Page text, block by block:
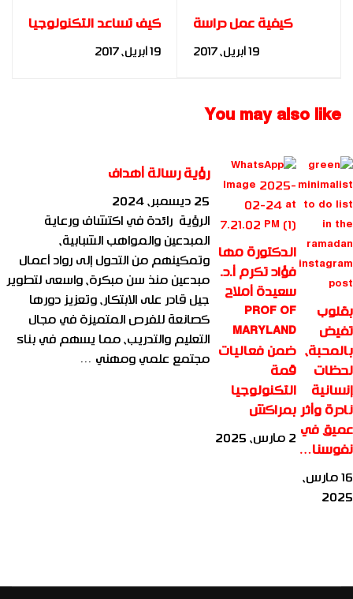
كيفية عمل دراسة
جدوى لمشروع تجاري –
19 أبريل، 2017
كيف تساعد التكنولوجيا
على تغيير عقل المدير؟
19 أبريل، 2017
You may also like
بقلوب
تفيض
بالمحبة،
لحظات
إنسانية
نادرة وأثر
عميق في
نفوسنا…
16 مارس،
2025
الدكتورة مها
فؤاد تكرم أ.د.
سعيدة أملاح
PROF OF
MARYLAND
ضمن فعاليات
قمة
التكنولوجيا
بمراكش
2 مارس، 2025
رؤية رسالة أهداف
25 ديسمبر، 2024
الرؤية رائدة في اكتشاف ورعاية
المبدعين والمواهب الشبابية،
وتمكينهم من التحول إلى رواد أعمال
مبدعين منذ سن مبكرة، واسعى لتطوير
جيل قادر على الابتكار، وتعزيز دورها
كصانعة للفرص المتميزة في مجال
التعليم والتدريب، مما يسهم في بناء
مجتمع علمي ومهني …